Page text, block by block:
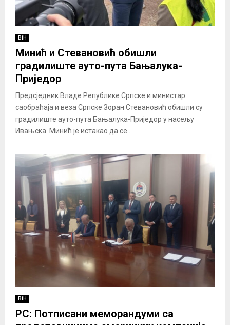
BiH
Минић и Стевановић обишли
градилиште ауто-пута Бањалука-
Приједор
Предсједник Владе Републике Српске и министар
саобраћаја и веза Српске Зоран Стевановић обишли су
градилиште ауто-пута Бањалука-Приједор у насељу
Ивањска. Минић је истакао да се...
BiH
РС: Потписани меморандуми са